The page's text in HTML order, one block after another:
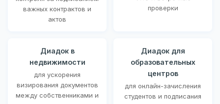
важных контрактов и
актов
проверки
Диадок в
недвижимости
для ускорения
визирования документов
между собственниками и
Диадок для
образовательных
центров
для онлайн-зачисления
студентов и подписания